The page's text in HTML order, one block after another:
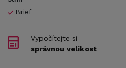
Brief
Vypočítejte si
správnou velikost